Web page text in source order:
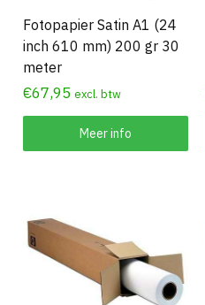
Fotopapier Satin A1 (24
inch 610 mm) 200 gr 30
meter
€67,95 excl. btw
Meer info